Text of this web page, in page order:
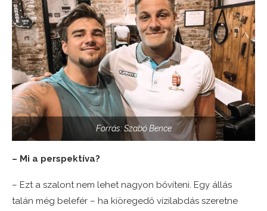
Forrás: Szabó Bence
– Mi a perspektíva?
– Ezt a szalont nem lehet nagyon bővíteni. Egy állás
talán még belefér – ha kiöregedő vízilabdás szeretne